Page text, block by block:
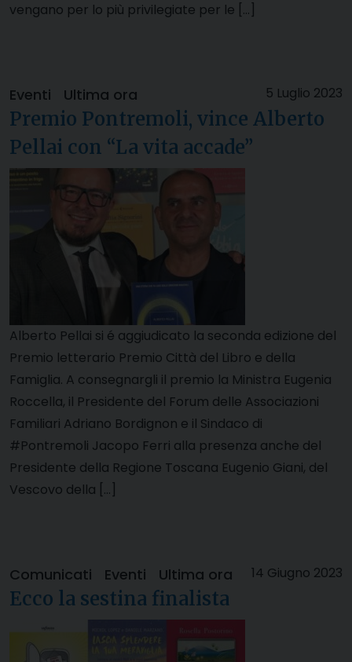
vengano per lo più privilegiate per le […]
5 Luglio 2023
Eventi Ultima ora
Premio Pontremoli, vince Alberto
Pellai con “La vita accade”
Alberto Pellai si é aggiudicato la seconda edizione del
Premio letterario Premio Città del Libro e della
Famiglia. A consegnargli il premio la Ministra Eugenia
Roccella, il Presidente del Forum delle Associazioni
Familiari Adriano Bordignon e il Sindaco di
#Pontremoli Jacopo Ferri alla presenza anche del
Presidente della Regione Toscana Eugenio Giani, del
Vescovo della […]
14 Giugno 2023
Comunicati Eventi Ultima ora
Ecco la sestina finalista